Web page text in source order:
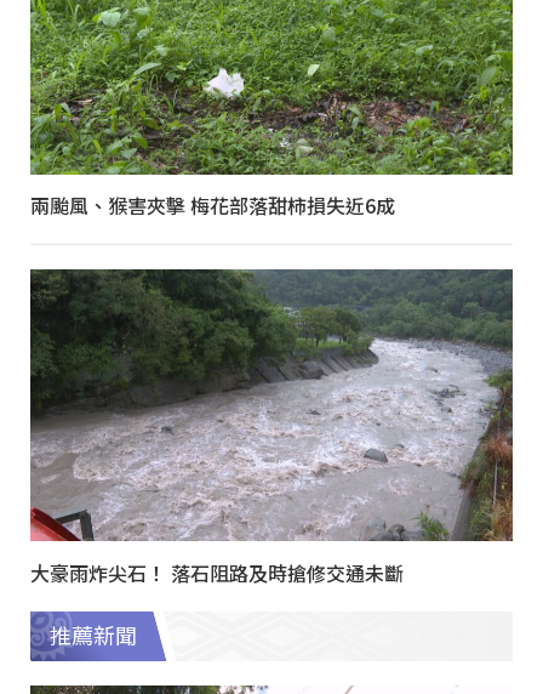
兩颱風、猴害夾擊 梅花部落甜柿損失近6成
大豪雨炸尖石！ 落石阻路及時搶修交通未斷
推薦新聞